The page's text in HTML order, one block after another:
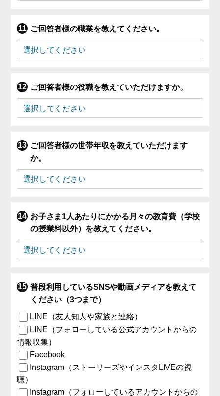
ご回答者様の職業を教えてください。
ご回答者様の役職を教えていただけますか。
ご回答者様の世帯年収を教えていただけます
か。
お子さま1人あたりにかかる月々の教育費（学校
の授業料以外）を教えてください。
普段利用しているSNSや動画メディアを教えて
ください（3つまで）
LINE（友人知人や家族と連絡）
LINE（フォローしている公式アカウントからの
情報収集）
Facebook
Instagram（ストーリーズやインスタLIVEの視
聴）
Instagram（フォローしているアカウントからの